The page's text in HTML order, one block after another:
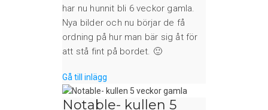
har nu hunnit bli 6 veckor gamla.
Nya bilder och nu börjar de få
ordning på hur man bär sig åt för
att stå fint på bordet. 🙂
Gå till inlägg
Notable- kullen 5